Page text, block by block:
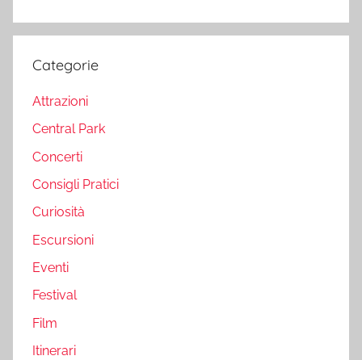
Categorie
Attrazioni
Central Park
Concerti
Consigli Pratici
Curiosità
Escursioni
Eventi
Festival
Film
Itinerari